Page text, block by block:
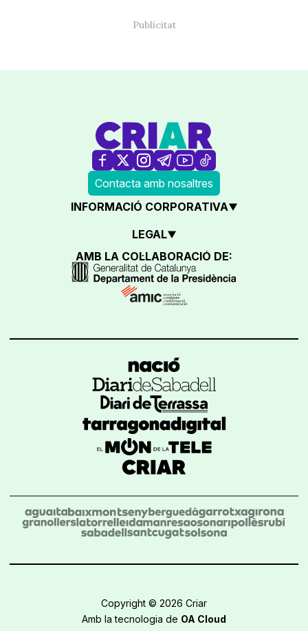
Contacta amb nosaltres
INFORMACIÓ CORPORATIVA
LEGAL
AMB LA COL·LABORACIÓ DE:
Copyright © 2026 Criar
Amb la tecnologia de OA Cloud